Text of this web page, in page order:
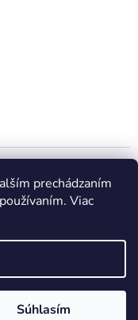
prechádzaním
Viac
Súhlasím
Google
vyhradené.